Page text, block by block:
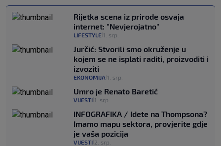
Rijetka scena iz prirode osvaja
internet: "Nevjerojatno"
LIFESTYLE 1. srp.
Jurčić: Stvorili smo okruženje u
kojem se ne isplati raditi, proizvoditi i
izvoziti
EKONOMIJA 1. srp.
Umro je Renato Baretić
VIJESTI 1. srp.
INFOGRAFIKA / Idete na Thompsona?
Imamo mapu sektora, provjerite gdje
je vaša pozicija
VIJESTI 2. srp.